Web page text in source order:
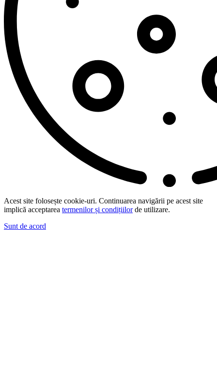
Acest site folosește cookie-uri. Continuarea navigării pe acest site
implică acceptarea termenilor și condițiilorde utilizare.
Sunt de acord